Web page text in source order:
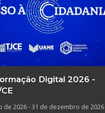
Digital 2026 -
de 2026 - 31 de dezembro de 2026